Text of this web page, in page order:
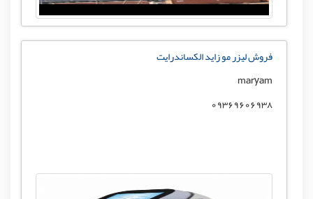
فروش لیزر مو زايد الکساندرایت
maryam
09369606938